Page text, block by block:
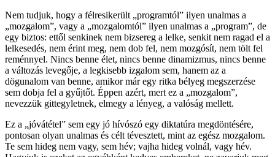
Nem tudjuk, hogy a félresikerült „programtól” ilyen unalmas a
„mozgalom”, vagy a „mozgalomtól” ilyen unalmas a „program”, de
egy biztos: ettől senkinek nem bizsereg a lelke, senkit nem ragad el a
lelkesedés, nem érint meg, nem dob fel, nem mozgósít, nem tölt fel
reménnyel. Nincs benne élet, nincs benne dinamizmus, nincs benne
a változás levegője, a legkisebb izgalom sem, hanem az a
dögunalom van benne, amikor már egy ritka bélyeg megszerzése
sem dobja fel a gyűjtőt. Éppen azért, mert ez a „mozgalom”,
nevezzük gittegyletnek, elmegy a lényeg, a valóság mellett.
Ez a „jóvátétel” sem egy jó hívószó egy diktatúra megdöntésére,
pontosan olyan unalmas és célt tévesztett, mint az egész mozgalom.
Te sem hideg nem vagy, sem hév; vajha hideg volnál, vagy hév.